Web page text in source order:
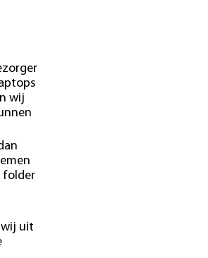
wij
folder
wij uit